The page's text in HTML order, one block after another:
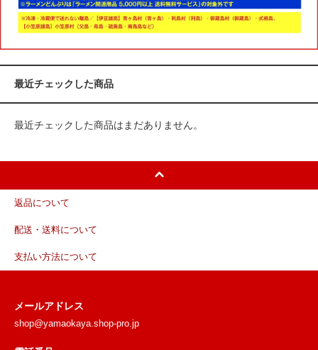
最近チェックした商品
最近チェックした商品はまだありません。
返品について
配送・送料について
支払い方法について
メールアドレス
shop@yamaokaya.shop-pro.jp